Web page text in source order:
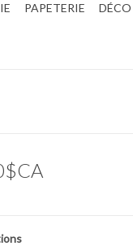
PAPETERIE DÉCO